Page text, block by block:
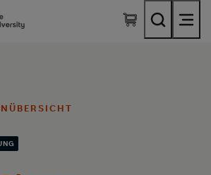
- The Mobile University